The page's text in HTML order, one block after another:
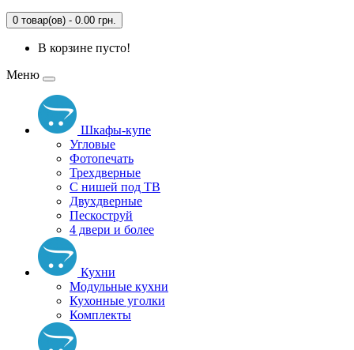
0 товар(ов) - 0.00 грн.
В корзине пусто!
Меню
Шкафы-купе
Угловые
Фотопечать
Трехдверные
С нишей под ТВ
Двухдверные
Пескоструй
4 двери и более
Кухни
Модульные кухни
Кухонные уголки
Комплекты